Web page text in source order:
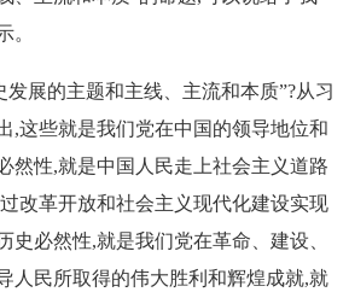
。
发展的主题和主线、主流和本质”?从习
,这些就是我们党在中国的领导地位和
然性,就是中国人民走上社会主义道路
改革开放和社会主义现代化建设实现
史必然性,就是我们党在革命、建设、
人民所取得的伟大胜利和辉煌成就,就